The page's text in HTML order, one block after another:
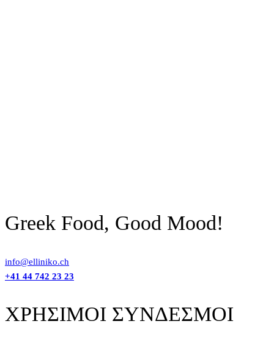
Greek Food, Good Mood!
info@elliniko.ch
+41 44 742 23 23
ΧΡΗΣΙΜΟΙ ΣΥΝΔΕΣΜΟΙ